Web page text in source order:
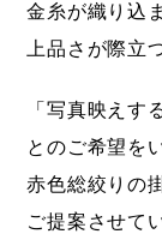
金糸が織り込
上品さが際立
「写真映えす
とのご希望を
赤色総絞りの
ご提案させて